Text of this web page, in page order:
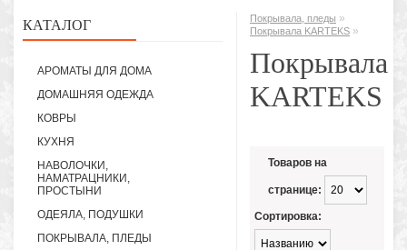
КАТАЛОГ
АРОМАТЫ ДЛЯ ДОМА
ДОМАШНЯЯ ОДЕЖДА
КОВРЫ
КУХНЯ
НАВОЛОЧКИ,
НАМАТРАЦНИКИ,
ПРОСТЫНИ
ОДЕЯЛА, ПОДУШКИ
ПОКРЫВАЛА, ПЛЕДЫ
Покрывала, пледы »
Покрывала KARTEKS »
Покрывала
KARTEKS
Товаров на
странице:
Сортировка: